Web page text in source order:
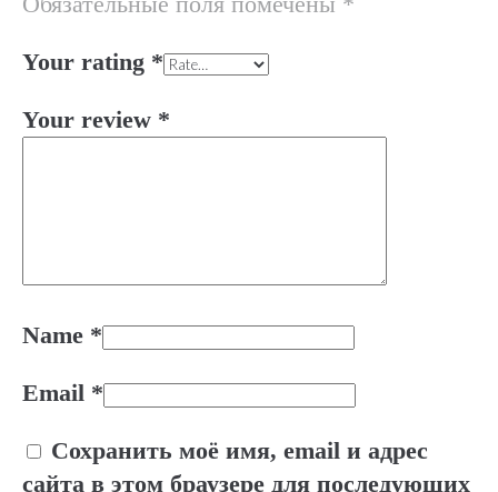
Your rating *
Your review *
Name *
Email *
Сохранить моё имя, email и адрес
сайта в этом браузере для последующих